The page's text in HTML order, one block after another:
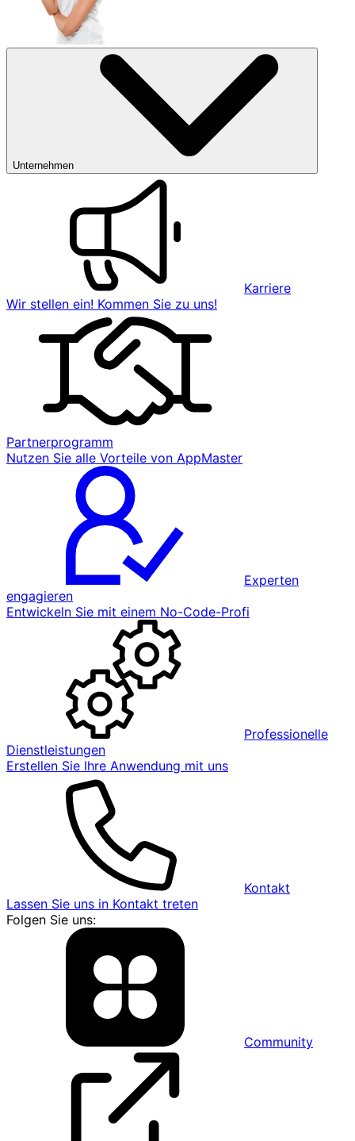
Unternehmen
Karriere
Wir stellen ein! Kommen Sie zu uns!
Partnerprogramm
Nutzen Sie alle Vorteile von AppMaster
Experten
engagieren
Entwickeln Sie mit einem No-Code-Profi
Professionelle
Dienstleistungen
Erstellen Sie Ihre Anwendung mit uns
Kontakt
Lassen Sie uns in Kontakt treten
Folgen Sie uns:
Community